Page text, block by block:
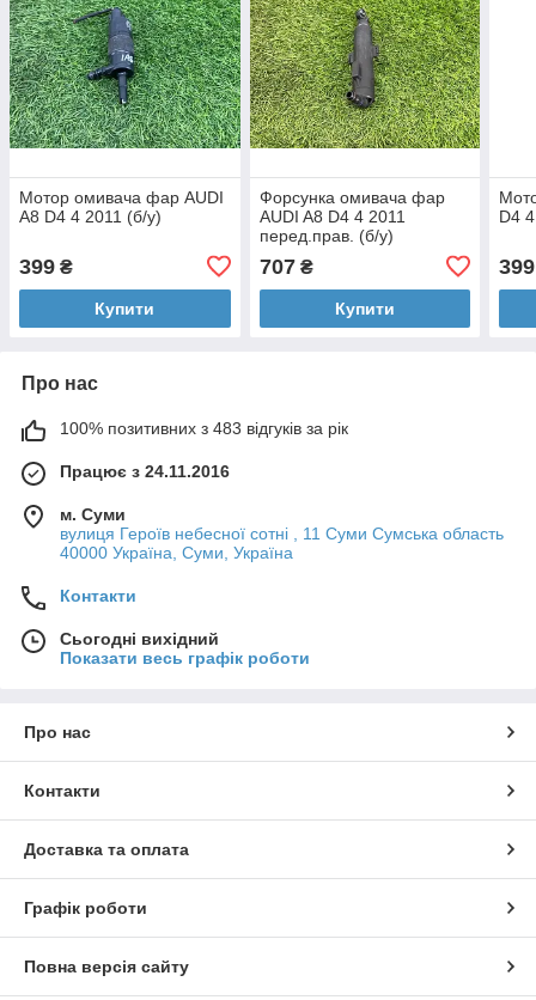
Мотор омивача фар AUDI
A8 D4 4 2011 (б/у)
399 ₴
Купити
Форсунка омивача фар
AUDI A8 D4 4 2011
перед.прав. (б/у)
707₴
Купити
D4
399
Про нас
100% позитивних з 483 відгуків за рік
Працює з 24.11.2016
м. Суми
вулиця Героїв небесної сотні , 11 Суми Сумська область
40000 Україна, Суми, Україна
Контакти
Сьогодні вихідний
Показати весь графік роботи
Про нас
Контакти
Доставка та оплата
Графік роботи
Повна версія сайту